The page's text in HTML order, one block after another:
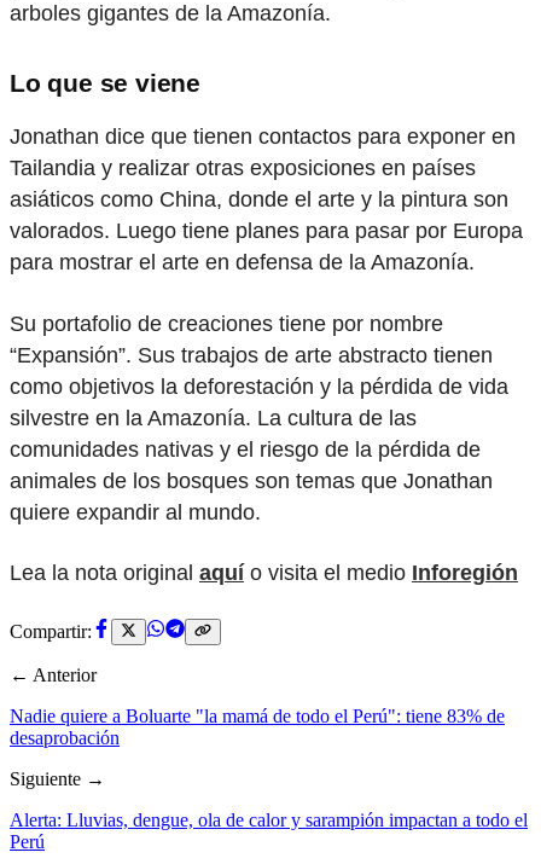
arboles gigantes de la Amazonía.
Lo que se viene
Jonathan dice que tienen contactos para exponer en
Tailandia y realizar otras exposiciones en países
asiáticos como China, donde el arte y la pintura son
valorados. Luego tiene planes para pasar por Europa
para mostrar el arte en defensa de la Amazonía.
Su portafolio de creaciones tiene por nombre
“Expansión”. Sus trabajos de arte abstracto tienen
como objetivos la deforestación y la pérdida de vida
silvestre en la Amazonía. La cultura de las
comunidades nativas y el riesgo de la pérdida de
animales de los bosques son temas que Jonathan
quiere expandir al mundo.
Lea la nota original aquí o visita el medio Inforegión
Compartir:
← Anterior
Nadie quiere a Boluarte "la mamá de todo el Perú": tiene 83% de
desaprobación
Siguiente →
Alerta: Lluvias, dengue, ola de calor y sarampión impactan a todo el
Perú